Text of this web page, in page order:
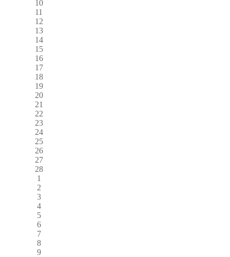
10
11
12
13
14
15
16
17
18
19
20
21
22
23
24
25
26
27
28
1
2
3
4
5
6
7
8
9